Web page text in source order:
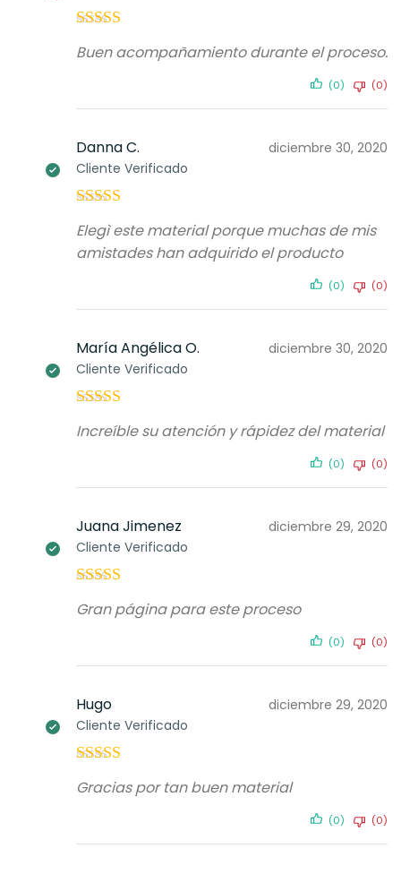
5de 5
Buen acompañamiento durante el proceso.
(0) (0)
Danna C.
Cliente Verificado
diciembre 30, 2020
5de 5
Elegì este material porque muchas de mis
amistades han adquirido el producto
(0) (0)
María Angélica O.
Cliente Verificado
diciembre 30, 2020
5de 5
Increíble su atención y rápidez del material
(0) (0)
Juana Jimenez
Cliente Verificado
diciembre 29, 2020
5de 5
Gran página para este proceso
(0) (0)
Hugo
Cliente Verificado
diciembre 29, 2020
5de 5
Gracias por tan buen material
(0) (0)